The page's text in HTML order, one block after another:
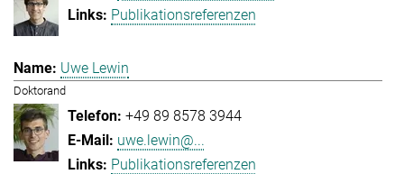
Publikationsreferenzen
Uwe Lewin
Doktorand
+49 89 8578 3944
uwe.lewin@...
Publikationsreferenzen